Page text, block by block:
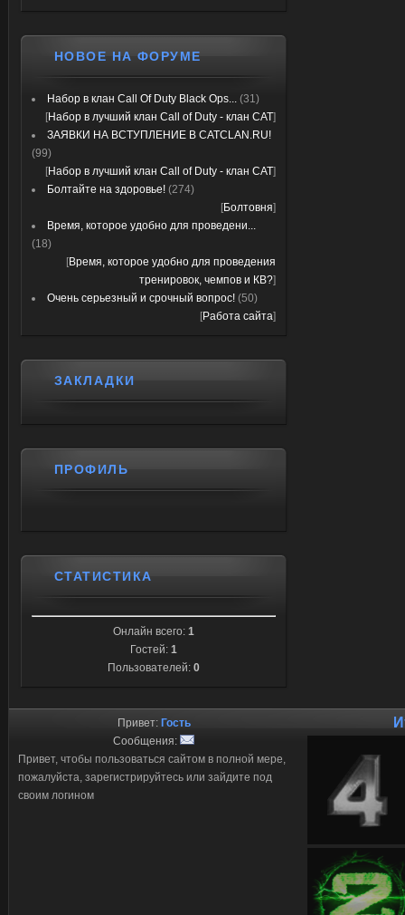
НОВОЕ НА ФОРУМЕ
Набор в клан Call Of Duty Black Ops... (31)
[Набор в лучший клан Call of Duty - клан CAT]
ЗАЯВКИ НА ВСТУПЛЕНИЕ В CATCLAN.RU!
(99)
[Набор в лучший клан Call of Duty - клан CAT]
Болтайте на здоровье! (274)
[Болтовня]
Время, которое удобно для проведени...
(18)
[Время, которое удобно для проведения
тренировок, чемпов и КВ?]
Очень серьезный и срочный вопрос! (50)
[Работа сайта]
ЗАКЛАДКИ
ПРОФИЛЬ
СТАТИСТИКА
Онлайн всего: 1
Гостей: 1
Пользователей: 0
Привет: Гость
Сообщения:
Привет, чтобы пользоваться сайтом в полной мере,
пожалуйста, зарегистрируйтесь или зайдите под
своим логином